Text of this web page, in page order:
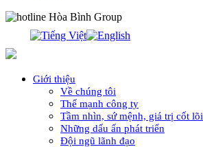
Giới thiệu
Về chúng tôi
Thế mạnh công ty
Tầm nhìn, sứ mệnh, giá trị cốt lõi
Những dấu ấn phát triển
Đội ngũ lãnh đạo